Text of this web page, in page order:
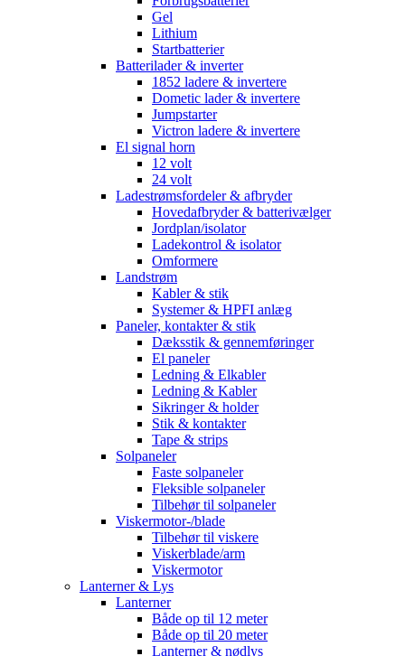
Gel
Lithium
Startbatterier
Batterilader & inverter
1852 ladere & invertere
Dometic lader & invertere
Jumpstarter
Victron ladere & invertere
El signal horn
12 volt
24 volt
Ladestrømsfordeler & afbryder
Hovedafbryder & batterivælger
Jordplan/isolator
Ladekontrol & isolator
Omformere
Landstrøm
Kabler & stik
Systemer & HPFI anlæg
Paneler, kontakter & stik
Dæksstik & gennemføringer
El paneler
Ledning & Elkabler
Ledning & Kabler
Sikringer & holder
Stik & kontakter
Tape & strips
Solpaneler
Faste solpaneler
Fleksible solpaneler
Tilbehør til solpaneler
Viskermotor-/blade
Tilbehør til viskere
Viskerblade/arm
Viskermotor
Lanterner & Lys
Lanterner
Både op til 12 meter
Både op til 20 meter
Lanterner & nødlys